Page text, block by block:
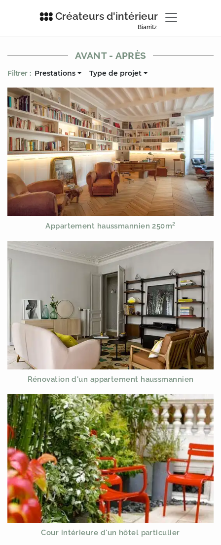
Créateurs d'intérieur
Biarritz
AVANT - APRÈS
Filtrer : Prestations Type de projet
Appartement haussmannien 250m²
Rénovation d'un appartement haussmannien
Cour intérieure d'un hôtel particulier